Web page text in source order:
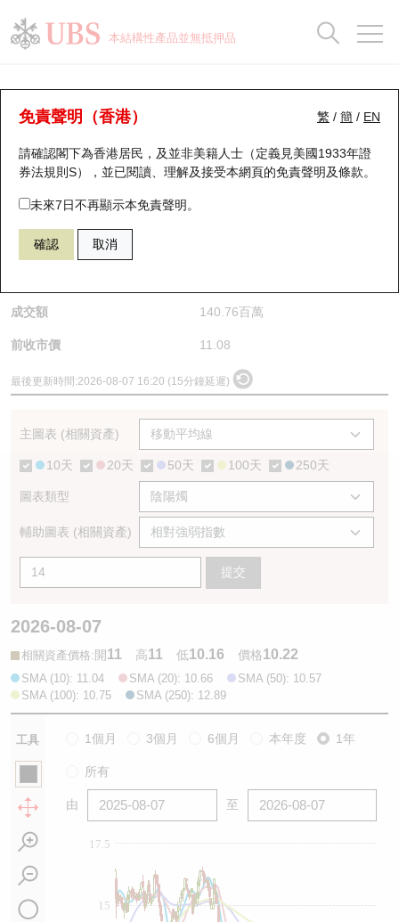
本結構性產品並無抵押品
繁 / 簡 / EN
免責聲明（香港）
請確認閣下為香港居民，及並非美籍人士（定義見美國1933年證
券法規則S），並已閱讀、理解及接受本網頁的免責聲明及條款。
未來7日不再顯示本免責聲明。
確認 取消
正股分析儀
2282 美高梅中國
(2282) 美高梅中國
$10.22 0.86 (-7.76%)
成交額 140.76百萬
前收市價 11.08
最後更新時間:2026-08-07 16:20 (15分鐘延遲)
主圖表 (相關資產)
10天 20天 50天 100天 250天
圖表類型
輔助圖表 (相關資產)
提交
2026-08-07
相關資產價格:開11 高11 低10.16 價格10.22
SMA (10): 11.04 SMA (20): 10.66
SMA (50): 10.57
SMA (100): 10.75
SMA (250): 12.89
工具 1個月 3個月 6個月 本年度 1年
所有
由 至
15
17.5
瑞銀認股證一覽
新發行瑞銀認股證
即將到期認股證
認股證到期結算價查詢
認股證分析儀
引伸波幅比較圖
認股證文件及公告
認股證文件及公告 (瑞信)
街貨統計
比較
牛熊全景快搜
牛熊證搜尋
牛熊證街貨分佈圖
正股牛熊證列表
新發行瑞銀牛熊證
即將到期牛熊證
牛熊證到期結算價查詢
牛熊證分析儀
牛熊證文件及公告
街貨統計
比較
十大升幅/跌幅
十大認股證成交分佈
十天股證佔大市成交
資金流
街貨統計
正股分析儀
二十大活躍股份
恒指成份股
國指成份股
科指成份股
業績及經濟日曆
AH 股價對照
ADR
持股比重
顯示所有持股比重
每月輪證大市專題
輪證專欄
講座及教育短片
認股證投資者教育
牛熊證投資者教育